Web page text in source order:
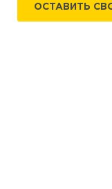
ОСТАВИТЬ